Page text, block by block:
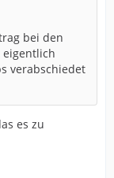
bei den
eigentlich
verabschiedet
es zu